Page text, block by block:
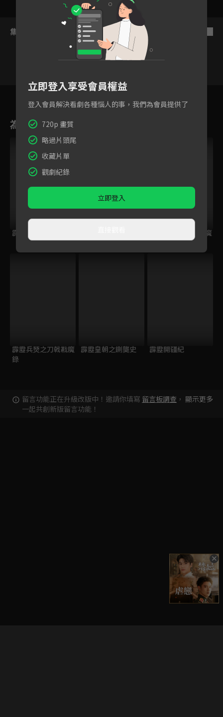
集數列表
28 29 30
為您推薦
霹靂奇象
霹靂兵燹之刀戟戡魔
錄2
霹靂兵燹之刀戟戡魔
錄
霹靂皇朝之鍘龑史 霹靂開疆紀
留言功能正在升級改版中！邀請你填寫 留言板調查 ，
一起共創新版留言功能！
顯示更多
立即登入享受會員權益
登入會員解決看劇各種惱人的事，我們為會員提供了
720p 畫質
略過片頭尾
收藏片單
觀劇紀錄
立即登入